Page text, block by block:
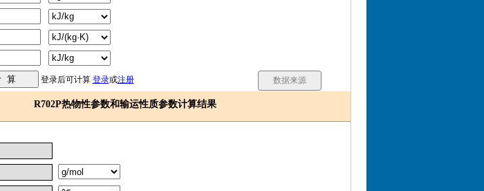
数据来源
登录后可计算 登录或注册
R702P热物性参数和输运性质参数计算结果